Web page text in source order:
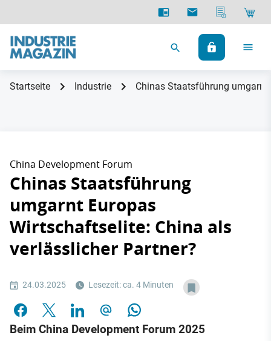
Startseite Industrie Chinas Staatsführung
China Development Forum
Chinas Staatsführung
umgarnt Europas
Wirtschaftselite: China als
verlässlicher Partner?
24.03.2025 Lesezeit: ca. 4 Minuten
Beim China Development Forum 2025